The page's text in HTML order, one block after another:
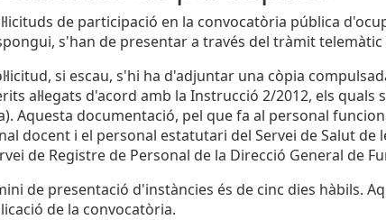
de participació en la convocatòria pública
s'han de presentar a través del tràmit
si escau, s'hi ha d'adjuntar una còpia
al·legats d'acord amb la Instrucció 2/2012, els
Aquesta documentació, pel que fa al personal
docent i el personal estatutari del Servei de Salut
de Registre de Personal de la Direcció General de
de presentació d'instàncies és de cinc dies hàbils.
de la convocatòria.